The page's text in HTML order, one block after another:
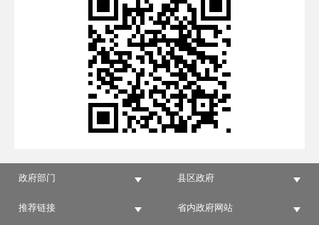
政府部门 县区政府
推荐链接 省内政府网站